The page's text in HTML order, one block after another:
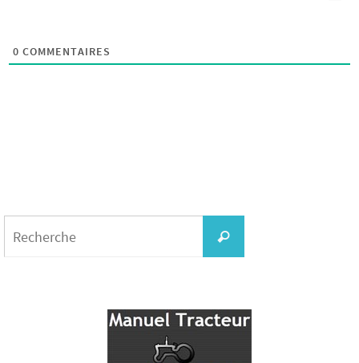
0 COMMENTAIRES
Recherche